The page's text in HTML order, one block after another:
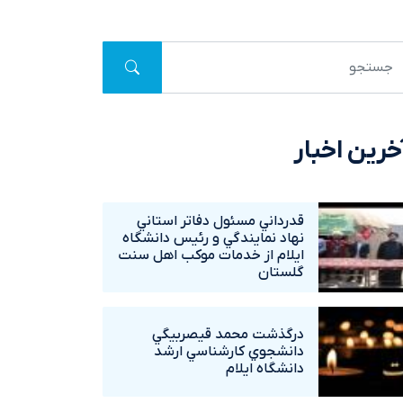
اخبار
قدرداني مسئول دفاتر استاني
نهاد نمايندگي و رئيس دانشگاه
ايلام از خدمات موکب اهل سنت
گلستان
درگذشت محمد قيصربيگي
دانشجوي کارشناسي ارشد
دانشگاه ايلام